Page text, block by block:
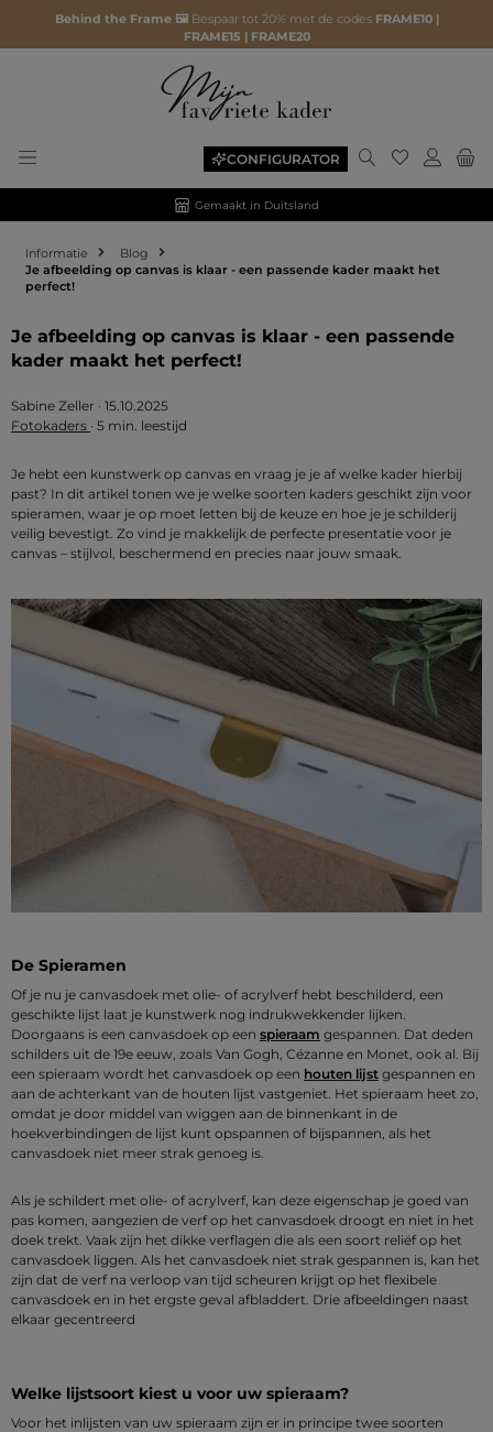
Behind the Frame 🖼️ Bespaar tot 20% met de codes FRAME10 |
FRAME15 | FRAME20
CONFIGURATOR Je hebt 0
Gemaakt in Duitsland
Informatie
Blog
Je afbeelding op canvas is klaar - een passende kader maakt het
perfect!
Je afbeelding op canvas is klaar - een passende
kader maakt het perfect!
Sabine Zeller · 15.10.2025
Fotokaders · 5 min. leestijd
Je hebt een kunstwerk op canvas en vraag je je af welke kader hierbij
past? In dit artikel tonen we je welke soorten kaders geschikt zijn voor
spieramen, waar je op moet letten bij de keuze en hoe je je schilderij
veilig bevestigt. Zo vind je makkelijk de perfecte presentatie voor je
canvas – stijlvol, beschermend en precies naar jouw smaak.
De Spieramen
Of je nu je canvasdoek met olie- of acrylverf hebt beschilderd, een
geschikte lijst laat je kunstwerk nog indrukwekkender lijken.
Doorgaans is een canvasdoek op een spieraam gespannen. Dat deden
schilders uit de 19e eeuw, zoals Van Gogh, Cézanne en Monet, ook al. Bij
een spieraam wordt het canvasdoek op een houten lijst gespannen en
aan de achterkant van de houten lijst vastgeniet. Het spieraam heet zo,
omdat je door middel van wiggen aan de binnenkant in de
hoekverbindingen de lijst kunt opspannen of bijspannen, als het
canvasdoek niet meer strak genoeg is.
Als je schildert met olie- of acrylverf, kan deze eigenschap je goed van
pas komen, aangezien de verf op het canvasdoek droogt en niet in het
doek trekt. Vaak zijn het dikke verflagen die als een soort reliëf op het
canvasdoek liggen. Als het canvasdoek niet strak gespannen is, kan het
zijn dat de verf na verloop van tijd scheuren krijgt op het flexibele
canvasdoek en in het ergste geval afbladdert. Drie afbeeldingen naast
elkaar gecentreerd
Welke lijstsoort kiest u voor uw spieraam?
Voor het inlijsten van uw spieraam zijn er in principe twee soorten